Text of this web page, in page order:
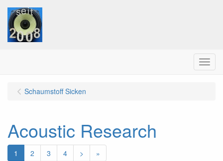
Menu
Schaumstoff Sicken
Acoustic Research
1 2 3 4 >
»